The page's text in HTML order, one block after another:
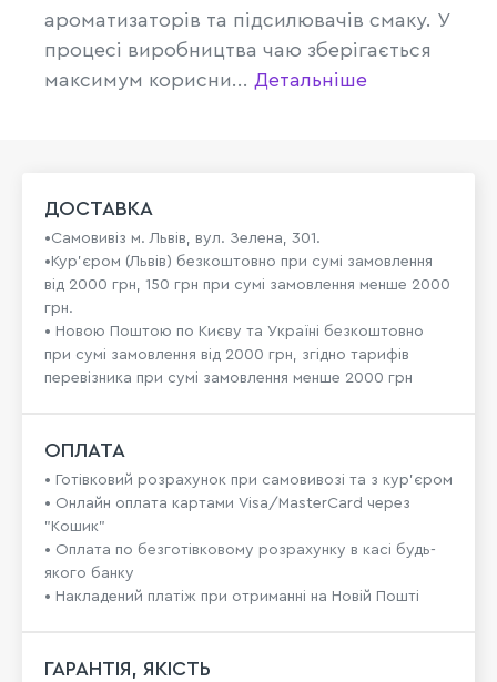
ароматизаторів та підсилювачів смаку. У
процесі виробництва чаю зберігається
максимум корисни... Детальніше
ДОСТАВКА
•Самовивіз м. Львів, вул. Зелена, 301.
•Кур'єром (Львів) безкоштовно при сумі замовлення
від 2000 грн, 150 грн при сумі замовлення менше 2000
грн.
• Новою Поштою по Києву та Україні безкоштовно
при сумі замовлення від 2000 грн, згідно тарифів
перевізника при сумі замовлення менше 2000 грн
ОПЛАТА
• Готівковий розрахунок при самовивозі та з кур’єром
• Онлайн оплата картами Visa/MasterCard через
"Кошик"
• Оплата по безготівковому розрахунку в касі будь-
якого банку
• Накладений платіж при отриманні на Новій Пошті
ГАРАНТІЯ, ЯКІСТЬ